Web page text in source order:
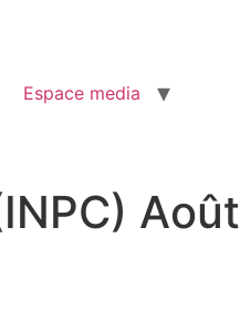
Espace media
Août